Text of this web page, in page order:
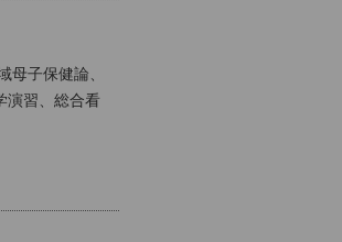
子保健論、
演習、総合看